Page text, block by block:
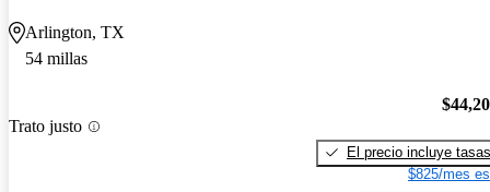
Arlington, TX
54 millas
Trato justo
El precio incluye tasas
$825/mes